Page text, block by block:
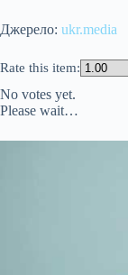
Джерело: ukr.media
Rate this item:
No votes yet.
Please wait…